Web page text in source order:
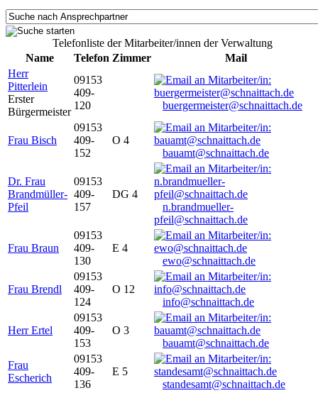
Telefonliste der Mitarbeiter/innen der Verwaltung
Name
Telefon Zimmer
Mail
Herr
Pitterlein
Erster
Bürgermeister
09153
409-
120
buergermeister@schnaittach.de
Frau Bisch
09153
409-
152
O 4
bauamt@schnaittach.de
Dr. Frau
Brandmüller-
Pfeil
09153
409-
157
DG 4
n.brandmueller-
pfeil@schnaittach.de
Frau Braun
09153
409-
130
E 4
ewo@schnaittach.de
Frau Brendl
09153
409-
124
O 12
info@schnaittach.de
Herr Ertel
09153
409-
153
O 3
bauamt@schnaittach.de
Frau
Escherich
09153
409-
136
E 5
standesamt@schnaittach.de